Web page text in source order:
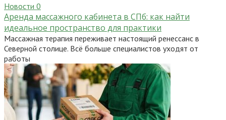
Новости 0
Аренда массажного кабинета в СПб: как найти
идеальное пространство для практики
Массажная терапия переживает настоящий ренессанс в
Северной столице. Всё больше специалистов уходят от
работы